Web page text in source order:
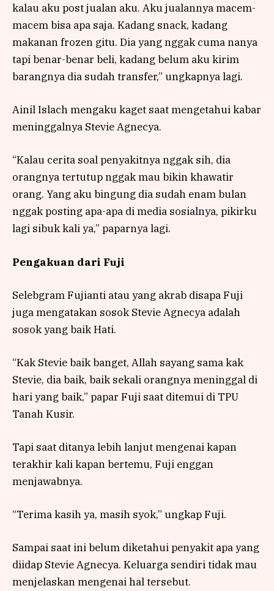
kalau aku post jualan aku. Aku jualannya macem-
macem bisa apa saja. Kadang snack, kadang
makanan frozen gitu. Dia yang nggak cuma nanya
tapi benar-benar beli, kadang belum aku kirim
barangnya dia sudah transfer,” ungkapnya lagi.
Ainil Islach mengaku kaget saat mengetahui kabar
meninggalnya Stevie Agnecya.
“Kalau cerita soal penyakitnya nggak sih, dia
orangnya tertutup nggak mau bikin khawatir
orang. Yang aku bingung dia sudah enam bulan
nggak posting apa-apa di media sosialnya, pikirku
lagi sibuk kali ya,” paparnya lagi.
Pengakuan dari Fuji
Selebgram Fujianti atau yang akrab disapa Fuji
juga mengatakan sosok Stevie Agnecya adalah
sosok yang baik Hati.
“Kak Stevie baik banget, Allah sayang sama kak
Stevie, dia baik, baik sekali orangnya meninggal di
hari yang baik,” papar Fuji saat ditemui di TPU
Tanah Kusir.
Tapi saat ditanya lebih lanjut mengenai kapan
terakhir kali kapan bertemu, Fuji enggan
menjawabnya.
“Terima kasih ya, masih syok,” ungkap Fuji.
Sampai saat ini belum diketahui penyakit apa yang
diidap Stevie Agnecya. Keluarga sendiri tidak mau
menjelaskan mengenai hal tersebut.